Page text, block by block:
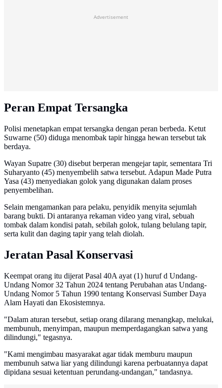
Advertisement
Peran Empat Tersangka
Polisi menetapkan empat tersangka dengan peran berbeda. Ketut
Suwarne (50) diduga menombak tapir hingga hewan tersebut tak
berdaya.
Wayan Supatre (30) disebut berperan mengejar tapir, sementara Tri
Suharyanto (45) menyembelih satwa tersebut. Adapun Made Putra
Yasa (43) menyediakan golok yang digunakan dalam proses
penyembelihan.
Selain mengamankan para pelaku, penyidik menyita sejumlah
barang bukti. Di antaranya rekaman video yang viral, sebuah
tombak dalam kondisi patah, sebilah golok, tulang belulang tapir,
serta kulit dan daging tapir yang telah diolah.
Jeratan Pasal Konservasi
Keempat orang itu dijerat Pasal 40A ayat (1) huruf d Undang-
Undang Nomor 32 Tahun 2024 tentang Perubahan atas Undang-
Undang Nomor 5 Tahun 1990 tentang Konservasi Sumber Daya
Alam Hayati dan Ekosistemnya.
"Dalam aturan tersebut, setiap orang dilarang menangkap, melukai,
membunuh, menyimpan, maupun memperdagangkan satwa yang
dilindungi," tegasnya.
"Kami mengimbau masyarakat agar tidak memburu maupun
membunuh satwa liar yang dilindungi karena perbuatannya dapat
dipidana sesuai ketentuan perundang-undangan," tandasnya.